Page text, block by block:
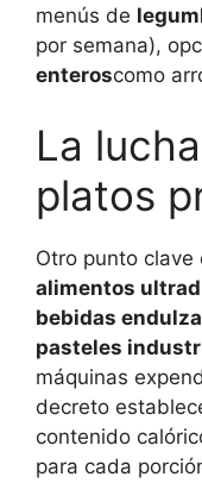
menús de
por semana),
enteroscomo
La
platos
Otro punto clave
alimentos
bebidas
pasteles
máquinas
decreto
contenido
para cada